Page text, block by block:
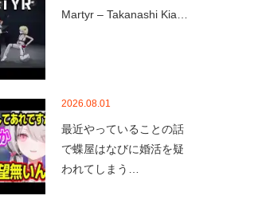
Martyr – Takanashi Kia…
2026.08.01
最近やっていることの話
で蝶屋はなびに婚活を疑
われてしまう…